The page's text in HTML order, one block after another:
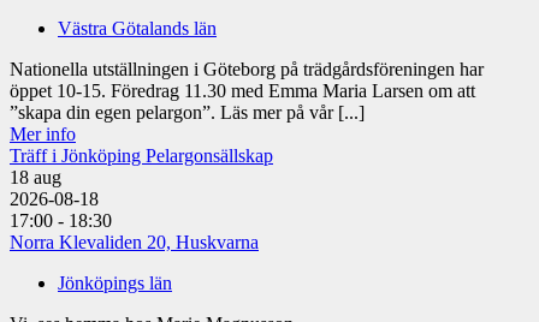
Västra Götalands län
Nationella utställningen i Göteborg på trädgårdsföreningen har
öppet 10-15. Föredrag 11.30 med Emma Maria Larsen om att
”skapa din egen pelargon”. Läs mer på vår [...]
Mer info
Träff i Jönköping Pelargonsällskap
18 aug
2026-08-18
17:00 - 18:30
Norra Klevaliden 20, Huskvarna
Jönköpings län